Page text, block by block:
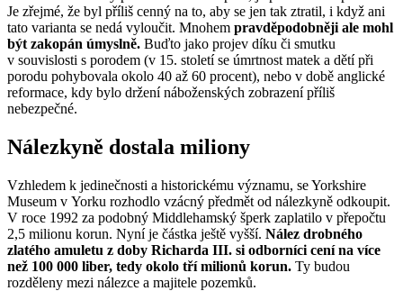
Je zřejmé, že byl příliš cenný na to, aby se jen tak ztratil, i když ani
tato varianta se nedá vyloučit. Mnohem pravděpodobněji ale mohl
být zakopán úmyslně. Buďto jako projev díku či smutku
v souvislosti s porodem (v 15. století se úmrtnost matek a dětí při
porodu pohybovala okolo 40 až 60 procent), nebo v době anglické
reformace, kdy bylo držení náboženských zobrazení příliš
nebezpečné.
Nálezkyně dostala miliony
Vzhledem k jedinečnosti a historickému významu, se Yorkshire
Museum v Yorku rozhodlo vzácný předmět od nálezkyně odkoupit.
V roce 1992 za podobný Middlehamský šperk zaplatilo v přepočtu
2,5 milionu korun. Nyní je částka ještě vyšší. Nález drobného
zlatého amuletu z doby Richarda III. si odborníci cení na více
než 100 000 liber, tedy okolo tří milionů korun. Ty budou
rozděleny mezi nálezce a majitele pozemků.